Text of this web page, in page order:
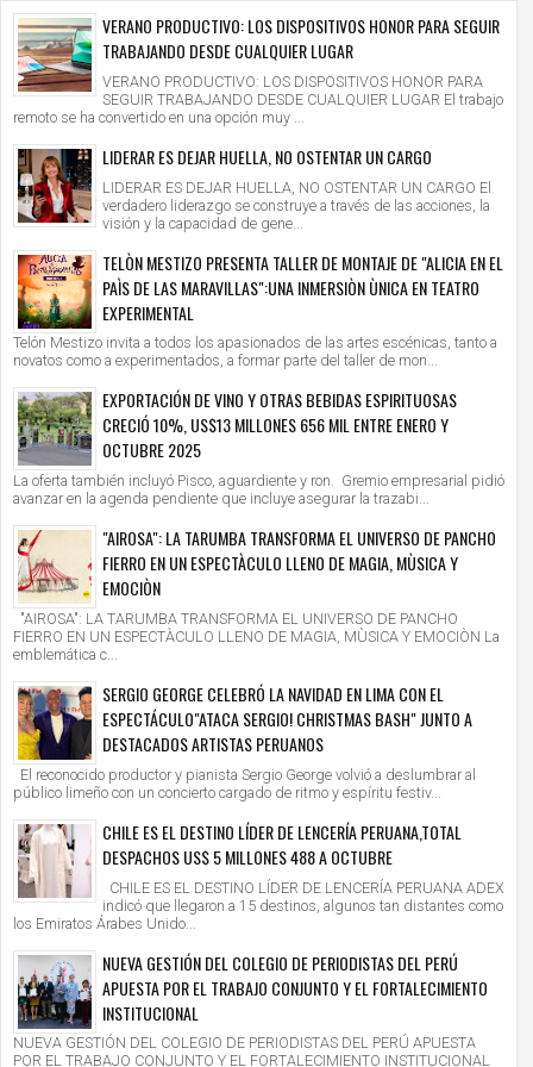
VERANO PRODUCTIVO: LOS DISPOSITIVOS HONOR PARA SEGUIR
TRABAJANDO DESDE CUALQUIER LUGAR
VERANO PRODUCTIVO: LOS DISPOSITIVOS HONOR PARA
SEGUIR TRABAJANDO DESDE CUALQUIER LUGAR El trabajo
remoto se ha convertido en una opción muy ...
LIDERAR ES DEJAR HUELLA, NO OSTENTAR UN CARGO
LIDERAR ES DEJAR HUELLA, NO OSTENTAR UN CARGO El
verdadero liderazgo se construye a través de las acciones, la
visión y la capacidad de gene...
TELÒN MESTIZO PRESENTA TALLER DE MONTAJE DE "ALICIA EN EL
PAÌS DE LAS MARAVILLAS":UNA INMERSIÒN ÙNICA EN TEATRO
EXPERIMENTAL
Telón Mestizo invita a todos los apasionados de las artes escénicas, tanto a
novatos como a experimentados, a formar parte del taller de mon...
EXPORTACIÓN DE VINO Y OTRAS BEBIDAS ESPIRITUOSAS
CRECIÓ 10%, US$13 MILLONES 656 MIL ENTRE ENERO Y
OCTUBRE 2025
La oferta también incluyó Pisco, aguardiente y ron. Gremio empresarial pidió
avanzar en la agenda pendiente que incluye asegurar la trazabi...
"AIROSA": LA TARUMBA TRANSFORMA EL UNIVERSO DE PANCHO
FIERRO EN UN ESPECTÀCULO LLENO DE MAGIA, MÙSICA Y
EMOCIÒN
"AIROSA": LA TARUMBA TRANSFORMA EL UNIVERSO DE PANCHO
FIERRO EN UN ESPECTÀCULO LLENO DE MAGIA, MÙSICA Y EMOCIÒN La
emblemática c...
SERGIO GEORGE CELEBRÓ LA NAVIDAD EN LIMA CON EL
ESPECTÁCULO"ATACA SERGIO! CHRISTMAS BASH" JUNTO A
DESTACADOS ARTISTAS PERUANOS
El reconocido productor y pianista Sergio George volvió a deslumbrar al
público limeño con un concierto cargado de ritmo y espíritu festiv...
CHILE ES EL DESTINO LÍDER DE LENCERÍA PERUANA,TOTAL
DESPACHOS US$ 5 MILLONES 488 A OCTUBRE
CHILE ES EL DESTINO LÍDER DE LENCERÍA PERUANA ADEX
indicó que llegaron a 15 destinos, algunos tan distantes como
los Emiratos Árabes Unido...
NUEVA GESTIÓN DEL COLEGIO DE PERIODISTAS DEL PERÚ
APUESTA POR EL TRABAJO CONJUNTO Y EL FORTALECIMIENTO
INSTITUCIONAL
NUEVA GESTIÓN DEL COLEGIO DE PERIODISTAS DEL PERÚ APUESTA
POR EL TRABAJO CONJUNTO Y EL FORTALECIMIENTO INSTITUCIONAL